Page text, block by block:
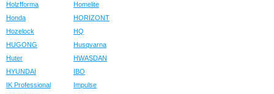
Holzfforma
Homelite
Honda
HORIZONT
Hozelock
HQ
HUGONG
Husqvarna
Huter
HWASDAN
HYUNDAI
IBO
IK Professional
Impulse